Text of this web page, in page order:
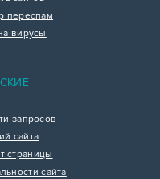
переспам
вирусы
запросов
сайта
страницы
сайта